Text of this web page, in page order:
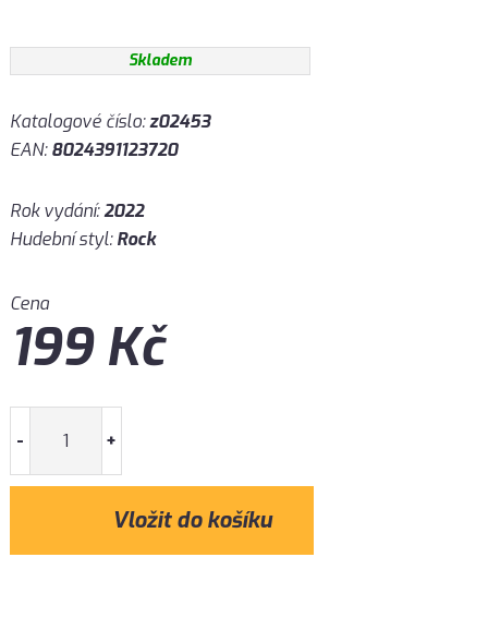
Skladem
Katalogové číslo:z02453
EAN:8024391123720
Rok vydání:2022
Hudební styl:Rock
Cena
199Kč
- +